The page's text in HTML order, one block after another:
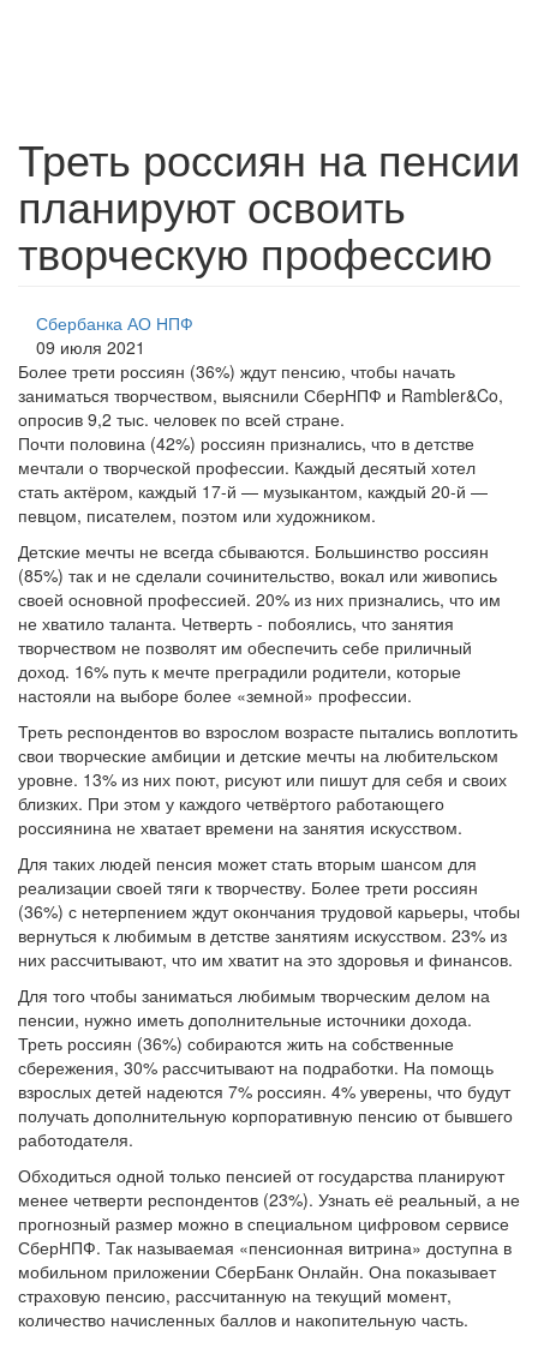
Треть россиян на пенсии
планируют освоить
творческую профессию
Сбербанка АО НПФ
09 июля 2021
Более трети россиян (36%) ждут пенсию, чтобы начать
заниматься творчеством, выяснили СберНПФ и Rambler&Co,
опросив 9,2 тыс. человек по всей стране.
Почти половина (42%) россиян признались, что в детстве
мечтали о творческой профессии. Каждый десятый хотел
стать актёром, каждый 17-й — музыкантом, каждый 20-й —
певцом, писателем, поэтом или художником.
Детские мечты не всегда сбываются. Большинство россиян
(85%) так и не сделали сочинительство, вокал или живопись
своей основной профессией. 20% из них признались, что им
не хватило таланта. Четверть - побоялись, что занятия
творчеством не позволят им обеспечить себе приличный
доход. 16% путь к мечте преградили родители, которые
настояли на выборе более «земной» профессии.
Треть респондентов во взрослом возрасте пытались воплотить
свои творческие амбиции и детские мечты на любительском
уровне. 13% из них поют, рисуют или пишут для себя и своих
близких. При этом у каждого четвёртого работающего
россиянина не хватает времени на занятия искусством.
Для таких людей пенсия может стать вторым шансом для
реализации своей тяги к творчеству. Более трети россиян
(36%) с нетерпением ждут окончания трудовой карьеры, чтобы
вернуться к любимым в детстве занятиям искусством. 23% из
них рассчитывают, что им хватит на это здоровья и финансов.
Для того чтобы заниматься любимым творческим делом на
пенсии, нужно иметь дополнительные источники дохода.
Треть россиян (36%) собираются жить на собственные
сбережения, 30% рассчитывают на подработки. На помощь
взрослых детей надеются 7% россиян. 4% уверены, что будут
получать дополнительную корпоративную пенсию от бывшего
работодателя.
Обходиться одной только пенсией от государства планируют
менее четверти респондентов (23%). Узнать её реальный, а не
прогнозный размер можно в специальном цифровом сервисе
СберНПФ. Так называемая «пенсионная витрина» доступна в
мобильном приложении СберБанк Онлайн. Она показывает
страховую пенсию, рассчитанную на текущий момент,
количество начисленных баллов и накопительную часть.